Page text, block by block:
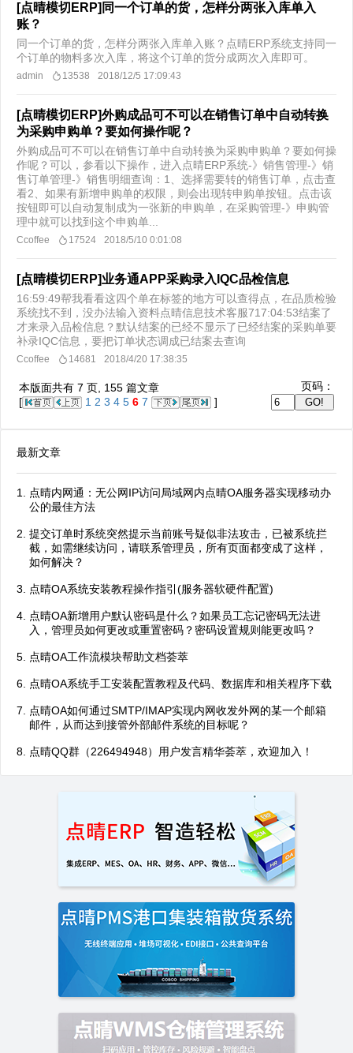
[点晴模切ERP]同一个订单的货，怎样分两张入库单入
账？
同一个订单的货，怎样分两张入库单入账？点晴ERP系统支持同一
个订单的物料多次入库，将这个订单的货分成两次入库即可。
admin 13538 2018/12/5 17:09:43
[点晴模切ERP]外购成品可不可以在销售订单中自动转换
为采购申购单？要如何操作呢？
外购成品可不可以在销售订单中自动转换为采购申购单？要如何操
作呢？可以，参看以下操作，进入点晴ERP系统-》销售管理-》销
售订单管理-》销售明细查询：1、选择需要转的销售订单，点击查
看2、如果有新增申购单的权限，则会出现转申购单按钮。点击该
按钮即可以自动复制成为一张新的申购单，在采购管理-》申购管
理中就可以找到这个申购单...
Ccoffee 17524 2018/5/10 0:01:08
[点晴模切ERP]业务通APP采购录入IQC品检信息
16:59:49帮我看看这四个单在标签的地方可以查得点，在品质检验
系统找不到，没办法输入资料点晴信息技术客服717:04:53结案了
才来录入品检信息？默认结案的已经不显示了已经结案的采购单要
补录IQC信息，要把订单状态调成已结案去查询
Ccoffee 14681 2018/4/20 17:38:35
本版面共有 7 页, 155 篇文章
[
1 2 3 4 5 6 7 ]
页码：
最新文章
点晴内网通：无公网IP访问局域网内点晴OA服务器实现移动办
公的最佳方法
提交订单时系统突然提示当前账号疑似非法攻击，已被系统拦
截，如需继续访问，请联系管理员，所有页面都变成了这样，
如何解决？
点晴OA系统安装教程操作指引(服务器软硬件配置)
点晴OA新增用户默认密码是什么？如果员工忘记密码无法进
入，管理员如何更改或重置密码？密码设置规则能更改吗？
点晴OA工作流模块帮助文档荟萃
点晴OA系统手工安装配置教程及代码、数据库和相关程序下载
点晴OA如何通过SMTP/IMAP实现内网收发外网的某一个邮箱
邮件，从而达到接管外部邮件系统的目标呢？
点晴QQ群（226494948）用户发言精华荟萃，欢迎加入！